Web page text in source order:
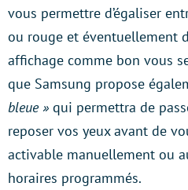
vous permettre d’égaliser
ou rouge et éventuellement
affichage comme bon vous
que Samsung propose
bleue » qui permettra de
reposer vos yeux avant de
activable manuellement ou
horaires programmés.